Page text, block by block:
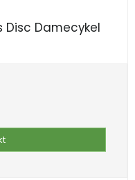
Disc Damecykel